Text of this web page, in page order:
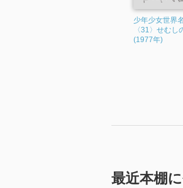
少年少女世界
〈31〉せむし
(1977年)
最近本棚